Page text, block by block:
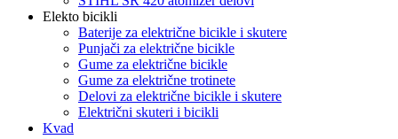
Elekto bicikli
Baterije za električne bicikle i skutere
Punjači za električne bicikle
Gume za električne bicikle
Gume za električne trotinete
Delovi za električne bicikle i skutere
Električni skuteri i bicikli
Kvad